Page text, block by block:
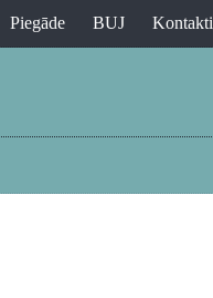
Piegāde BUJ Kontakti